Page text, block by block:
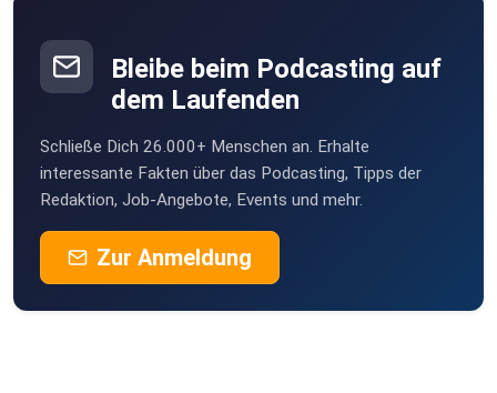
Bleibe beim Podcasting auf
dem Laufenden
Schließe Dich 26.000+ Menschen an. Erhalte
interessante Fakten über das Podcasting, Tipps der
Redaktion, Job-Angebote, Events und mehr.
Zur Anmeldung